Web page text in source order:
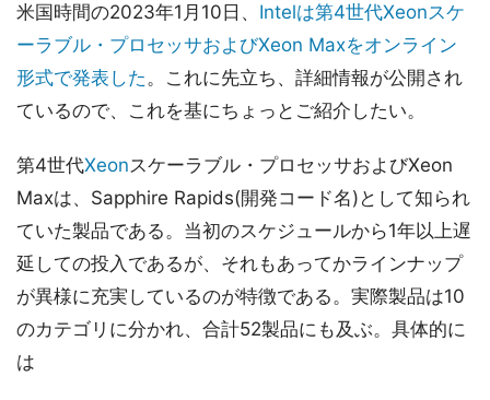
米国時間の2023年1月10日、 Intelは第4世代Xeonスケ
ーラブル・プロセッサおよびXeon Maxをオンライン
形式で発表した。これに先立ち、詳細情報が公開され
ているので、これを基にちょっとご紹介したい。
第4世代Xeonスケーラブル・プロセッサおよびXeon
Maxは、Sapphire Rapids(開発コード名)として知られ
ていた製品である。当初のスケジュールから1年以上遅
延しての投入であるが、それもあってかラインナップ
が異様に充実しているのが特徴である。実際製品は10
のカテゴリに分かれ、合計52製品にも及ぶ。具体的に
は